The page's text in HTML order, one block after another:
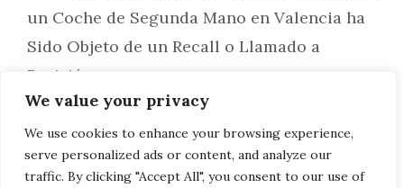
We value your privacy
We use cookies to enhance your browsing experience,
serve personalized ads or content, and analyze our
traffic. By clicking "Accept All", you consent to our use of
un Coche de Segunda Mano en Valencia ha
Sido Objeto de un Recall o Llamado a
Revisión
Despejando el Camino: Cómo Verificar la
Autenticidad del Odómetro y el Kilometraje
de un Coche de Segunda Mano en Valencia